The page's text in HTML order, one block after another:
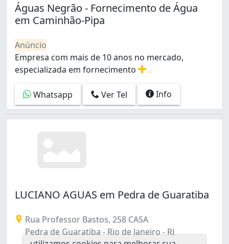
Riachuelo (1)
Santa Cruz (1)
São Cristóvão (1)
Tanque (1)
Taquara (8)
Todos os Santos (1)
Tomás Coelho (1)
Vargem Pequena (2)
Vicente de Carvalho (1)
Vidigal (3)
Águas Negrão - Fornecimento de Água
em Caminhão-Pipa
Anúncio
Empresa com mais de 10 anos no mercado,
especializada em fornecimento
Whatsapp
Ver Tel Info
LUCIANO AGUAS em Pedra de Guaratiba
Rua Professor Bastos, 258 CASA
Pedra de Guaratiba - Rio de Janeiro - RJ